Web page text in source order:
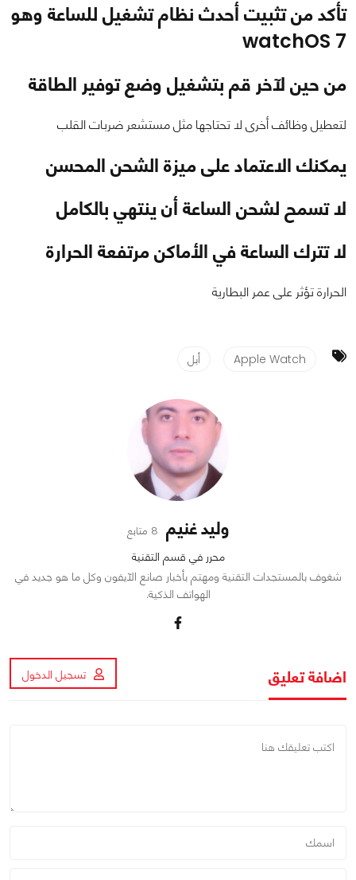
تأكد من تثبيت أحدث نظام تشغيل للساعة وهو
watchOS 7
من حين لآخر قم بتشغيل وضع توفير الطاقة
لتعطيل وظائف أخرى لا تحتاجها مثل مستشعر ضربات القلب
يمكنك الاعتماد على ميزة الشحن المحسن
لا تسمح لشحن الساعة أن ينتهي بالكامل
لا تترك الساعة في الأماكن مرتفعة الحرارة
الحرارة تؤثر على عمر البطارية
Apple Watch أبل
وليد غنيم 8 متابع
محرر في قسم التقنية
شغوف بالمستجدات التقنية ومهتم بأخبار صانع الآيفون وكل ما هو جديد في
الهواتف الذكية.
اضافة تعليق تسجيل الدخول